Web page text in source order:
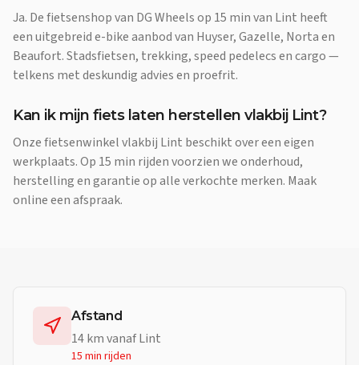
Ja. De fietsenshop van DG Wheels op 15 min van Lint heeft
een uitgebreid e-bike aanbod van Huyser, Gazelle, Norta en
Beaufort. Stadsfietsen, trekking, speed pedelecs en cargo —
telkens met deskundig advies en proefrit.
Kan ik mijn fiets laten herstellen vlakbij Lint?
Onze fietsenwinkel vlakbij Lint beschikt over een eigen
werkplaats. Op 15 min rijden voorzien we onderhoud,
herstelling en garantie op alle verkochte merken. Maak
online een afspraak.
Afstand
14km vanafLint
15 min rijden